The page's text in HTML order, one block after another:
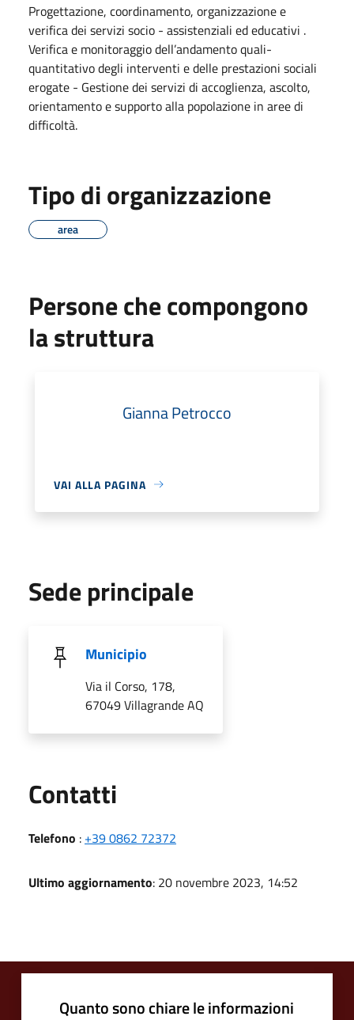
Progettazione, coordinamento, organizzazione e
verifica dei servizi socio - assistenziali ed educativi .
Verifica e monitoraggio dell’andamento quali-
quantitativo degli interventi e delle prestazioni sociali
erogate - Gestione dei servizi di accoglienza, ascolto,
orientamento e supporto alla popolazione in aree di
difficoltà.
Tipo di organizzazione
area
Persone che compongono
la struttura
Gianna Petrocco
VAI ALLA PAGINA
Sede principale
Municipio
Via il Corso, 178,
67049 Villagrande AQ
Contatti
Telefono : +39 0862 72372
Ultimo aggiornamento: 20 novembre 2023, 14:52
Quanto sono chiare le informazioni